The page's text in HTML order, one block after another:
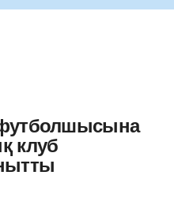
клуб